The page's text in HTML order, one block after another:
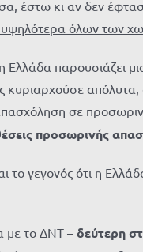
έστω κι αν δεν
υψηλότερα όλων των
παρουσιάζει
σε
προσωρινής
γεγονός ότι η
με το ΔΝΤ – δεύτερη